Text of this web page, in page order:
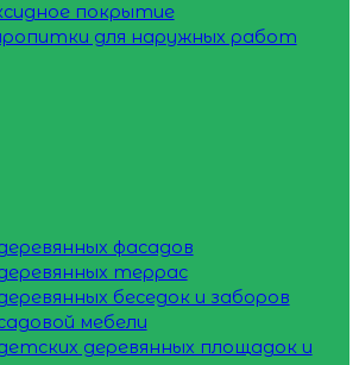
покрытие
для наружных работ
фасадов
террас
беседок и заборов
мебели
деревянных площадок и